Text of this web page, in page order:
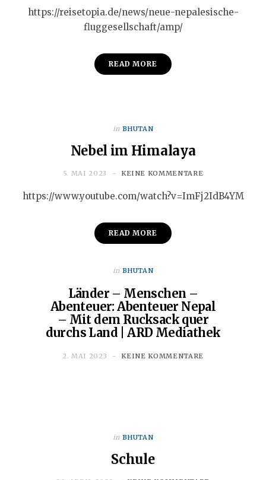
https://reisetopia.de/news/neue-nepalesische-
fluggesellschaft/amp/
READ MORE
in BHUTAN
Nebel im Himalaya
5. MAI 2023 KEINE KOMMENTARE
https://www.youtube.com/watch?v=ImFj2IdB4YM
READ MORE
in BHUTAN
Länder – Menschen –
Abenteuer: Abenteuer Nepal
– Mit dem Rucksack quer
durchs Land | ARD Mediathek
2. MAI 2023 KEINE KOMMENTARE
in BHUTAN
Schule